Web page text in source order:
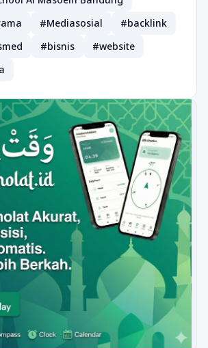
#Mediasosial
#backlink
#bisnis
#website